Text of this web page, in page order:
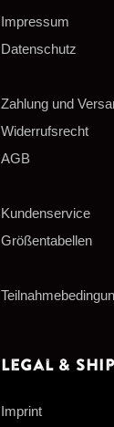
Impressum
Datenschutz
Zahlung und
Widerrufsrecht
AGB
Kundenservice
Größentabellen
Legal &
Imprint